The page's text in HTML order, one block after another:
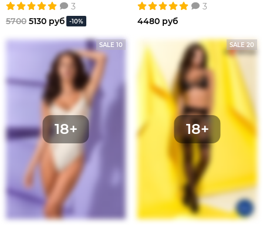
3
5700 5130 руб -10%
косточках
3
4480 руб
SALE 10 SALE 20